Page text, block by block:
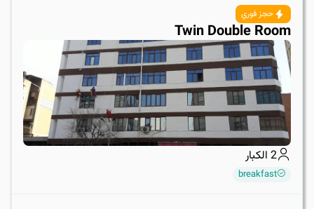
حجز فوري
Twin Double Room
2 الكبار
breakfast